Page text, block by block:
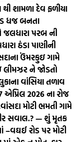
શામળા દેવ ફળીયા
ધજ બનતા
જલધારા પરબ ની
ઠંડા પાણીની
ઉંમરકુઇ ગામે
લીમઝર ને જોડતો
વાંસિયા તળાવ
2026 ના રોજ
વાંસદા મોટી ભમતી ગામે
સવાલ.? — શું મૃતક
–વઘઈ રોડ પર મોટી